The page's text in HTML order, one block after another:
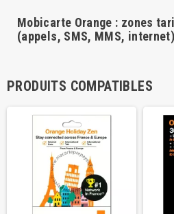
Mobicarte Orange : zones
(appels, SMS, MMS, internet)
PRODUITS COMPATIBLES